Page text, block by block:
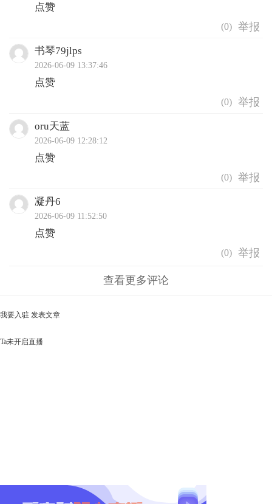
点赞
(0)
书琴79jlps
2026-06-09 13:37:46
点赞
(0)
oru天蓝
2026-06-09 12:28:12
点赞
(0)
凝丹6
2026-06-09 11:52:50
点赞
(0)
查看更多评论
我要入驻 发表文章
Ta未开启直播